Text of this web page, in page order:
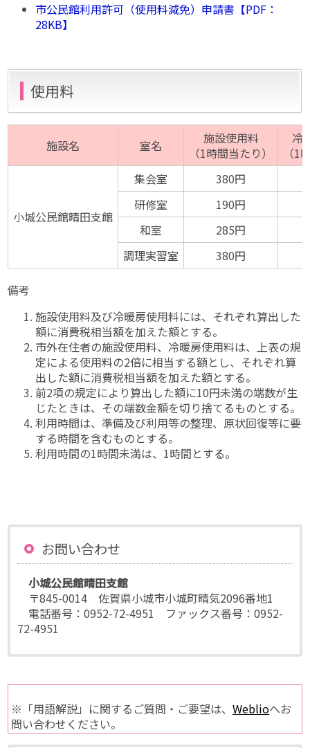
市公民館利用許可（使用料減免）申請書【PDF：
28KB】
使用料
施設名 室名
施設使用料
（1時間当たり）
冷
（1
小城公民館晴田支館
集会室
380円
研修室
190円
和室
285円
調理実習室
380円
備考
施設使用料及び冷暖房使用料には、それぞれ算出した
額に消費税相当額を加えた額とする。
市外在住者の施設使用料、冷暖房使用料は、上表の規
定による使用料の2倍に相当する額とし、それぞれ算
出した額に消費税相当額を加えた額とする。
前2項の規定により算出した額に10円未満の端数が生
じたときは、その端数金額を切り捨てるものとする。
利用時間は、準備及び利用等の整理、原状回復等に要
する時間を含むものとする。
利用時間の1時間未満は、1時間とする。
お問い合わせ
小城公民館晴田支館
〒845-0014 佐賀県小城市小城町晴気2096番地1
電話番号：0952-72-4951 ファックス番号：0952-
72-4951
※「用語解説」に関するご質問・ご要望は、Weblioへお
問い合わせください。